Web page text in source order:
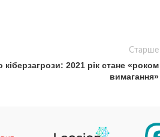
Старше
2021 рік стане «роком
вимагання»